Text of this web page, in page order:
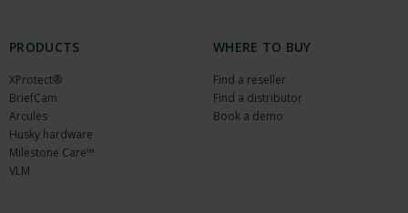
PRODUCTS
XProtect®
BriefCam
Arcules
Husky hardware
Milestone Care™
VLM
WHERE TO BUY
Find a reseller
Find a distributor
Book a demo